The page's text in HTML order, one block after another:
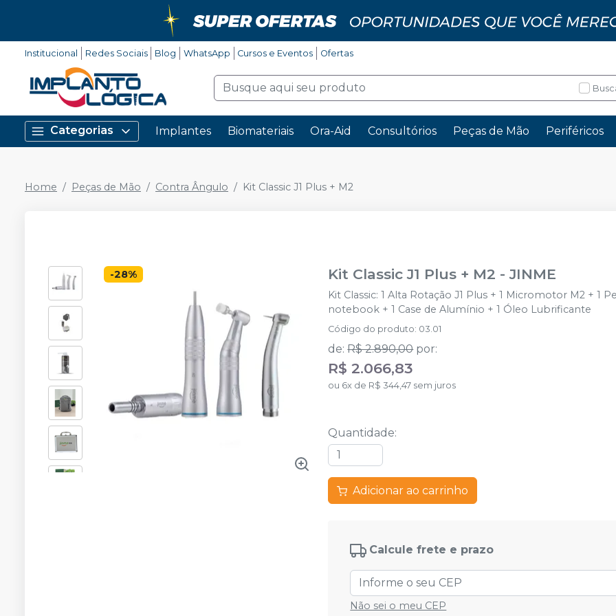
Institucional Redes Sociais Blog WhatsApp Cursos e Eventos Ofertas
Categorias Implantes Biomateriais Ora-Aid Consultórios Peças de Mão Periféricos
Home Peças de Mão Contra Ângulo Kit Classic J1 Plus + M2
-28% Kit Classic J1 Plus + M2 -JINME
Kit Classic: 1 Alta Rotação J1 Plus + 1 Micromotor M2 + 1
notebook + 1 Case de Alumínio + 1 Óleo Lubrificante
Código do produto: 03.01
de: R$ 2.890,00 por:
R$ 2.066,83
ou 6x de R$ 344,47 sem juros
Quantidade:
Adicionar ao carrinho
Calcule frete e prazo
Não sei o meu CEP